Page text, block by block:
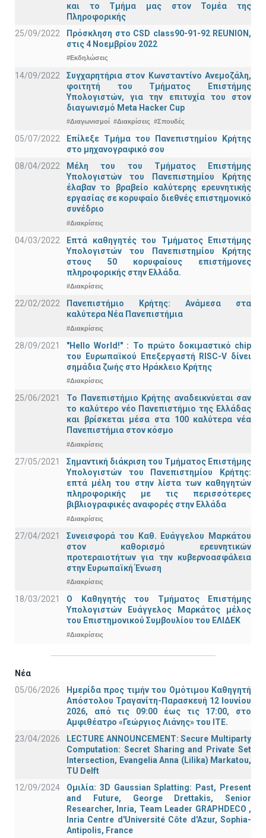
και το Τμήμα μας στον Τομέα της
Πληροφορικής
25/09/2022
Πρόσκληση στο CSD class90-91-92 REUNION,
στις 4 Νοεμβρίου 2022
#Εκδηλώσεις
14/09/2022
Συγχαρητήρια στον Κωνσταντίνο Ανεμοζάλη,
φοιτητή του Τμήματος Επιστήμης
Υπολογιστών, για την επιτυχία του στον
διαγωνισμό Meta Hacker Cup
#Διαγωνισμοί #Διακρίσεις #Σπουδές
05/07/2022
Επίλεξε Τμήμα του Πανεπιστημίου Κρήτης
στο μηχανογραφικό σου
08/04/2022
Μέλη του του Τμήματος Επιστήμης
Υπολογιστών του Πανεπιστημίου Κρήτης
έλαβαν το βραβείο καλύτερης ερευνητικής
εργασίας σε κορυφαίο διεθνές επιστημονικό
συνέδριο
#Διακρίσεις
04/03/2022
Επτά καθηγητές του Τμήματος Επιστήμης
Υπολογιστών του Πανεπιστημίου Κρήτης
στους 50 κορυφαίους επιστήμονες
πληροφορικής στην Ελλάδα.
#Διακρίσεις
22/02/2022
Πανεπιστήμιο Κρήτης: Ανάμεσα στα
καλύτερα Νέα Πανεπιστήμια
#Διακρίσεις
28/09/2021
"Hello World!" : Το πρώτο δοκιμαστικό chip
του Ευρωπαϊκού Επεξεργαστή RISC-V δίνει
σημάδια ζωής στο Ηράκλειο Κρήτης
#Διακρίσεις
25/06/2021
Το Πανεπιστήμιο Κρήτης αναδεικνύεται σαν
το καλύτερο νέο Πανεπιστήμιο της Ελλάδας
και βρίσκεται μέσα στα 100 καλύτερα νέα
Πανεπιστήμια στον κόσμο
#Διακρίσεις
27/05/2021
Σημαντική διάκριση του Τμήματος Επιστήμης
Υπολογιστών του Πανεπιστημίου Κρήτης:
επτά μέλη του στην λίστα των καθηγητών
πληροφορικής με τις περισσότερες
βιβλιογραφικές αναφορές στην Ελλάδα
#Διακρίσεις
27/04/2021
Συνεισφορά του Καθ. Ευάγγελου Μαρκάτου
στον καθορισμό ερευνητικών
προτεραιοτήτων για την κυβερνοασφάλεια
στην Ευρωπαϊκή Ένωση
#Διακρίσεις
18/03/2021
Ο Καθηγητής του Τμήματος Επιστήμης
Υπολογιστών Ευάγγελος Μαρκάτος μέλος
του Επιστημονικού Συμβουλίου του ΕΛΙΔΕΚ
#Διακρίσεις
Νέα
05/06/2026
Ημερίδα προς τιμήν του Ομότιμου Καθηγητή
Απόστολου Τραγανίτη-Παρασκευή 12 Ιουνίου
2026, από τις 09:00 έως τις 17:00, στο
Αμφιθέατρο «Γεώργιος Λιάνης» του ΙΤΕ.
23/04/2026
LECTURE ANNOUNCEMENT: Secure Multiparty
Computation: Secret Sharing and Private Set
Intersection, Evangelia Anna (Lilika) Markatou,
TU Delft
12/09/2024
Ομιλία: 3D Gaussian Splatting: Past, Present
and Future, George Drettakis, Senior
Researcher, Inria, Team Leader GRAPHDECO ,
Inria Centre d'Université Côte d'Azur, Sophia-
Antipolis, France